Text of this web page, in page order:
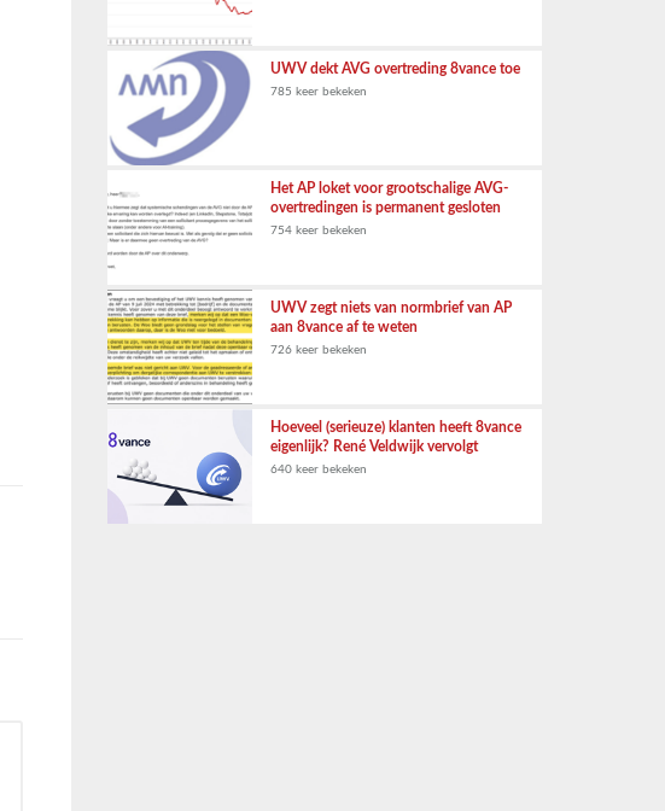
UWV dekt AVG overtreding 8vance toe
785 keer bekeken
Het AP loket voor grootschalige AVG-
overtredingen is permanent gesloten
754 keer bekeken
UWV zegt niets van normbrief van AP
aan 8vance af te weten
726 keer bekeken
Hoeveel (serieuze) klanten heeft 8vance
eigenlijk? René Veldwijk vervolgt
640 keer bekeken